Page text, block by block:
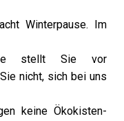
Winterpause. Im
stellt Sie vor
nicht, sich bei uns
keine Ökokisten-